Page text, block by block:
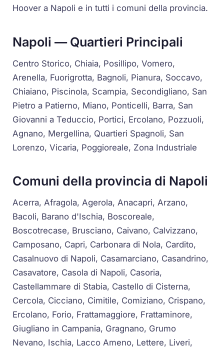
Hoover a Napoli e in tutti i comuni della provincia.
Napoli — Quartieri Principali
Centro Storico, Chiaia, Posillipo, Vomero,
Arenella, Fuorigrotta, Bagnoli, Pianura, Soccavo,
Chiaiano, Piscinola, Scampia, Secondigliano, San
Pietro a Patierno, Miano, Ponticelli, Barra, San
Giovanni a Teduccio, Portici, Ercolano, Pozzuoli,
Agnano, Mergellina, Quartieri Spagnoli, San
Lorenzo, Vicaria, Poggioreale, Zona Industriale
Comuni della provincia di Napoli
Acerra, Afragola, Agerola, Anacapri, Arzano,
Bacoli, Barano d'Ischia, Boscoreale,
Boscotrecase, Brusciano, Caivano, Calvizzano,
Camposano, Capri, Carbonara di Nola, Cardito,
Casalnuovo di Napoli, Casamarciano, Casandrino,
Casavatore, Casola di Napoli, Casoria,
Castellammare di Stabia, Castello di Cisterna,
Cercola, Cicciano, Cimitile, Comiziano, Crispano,
Ercolano, Forio, Frattamaggiore, Frattaminore,
Giugliano in Campania, Gragnano, Grumo
Nevano, Ischia, Lacco Ameno, Lettere, Liveri,